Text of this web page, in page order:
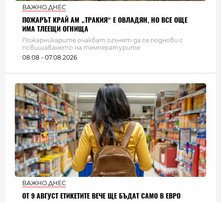
ВАЖНО ДНЕС
ПОЖАРЪТ КРАЙ АМ „ТРАКИЯ“ Е ОВЛАДЯН, НО ВСЕ ОЩЕ
ИМА ТЛЕЕЩИ ОГНИЩА
Пожарникарите очакват огънят да се поднови с
повишаването на температурите
08:08 - 07.08.2026
ВАЖНО ДНЕС
ОТ 9 АВГУСТ ЕТИКЕТИТЕ ВЕЧЕ ЩЕ БЪДАТ САМО В ЕВРО